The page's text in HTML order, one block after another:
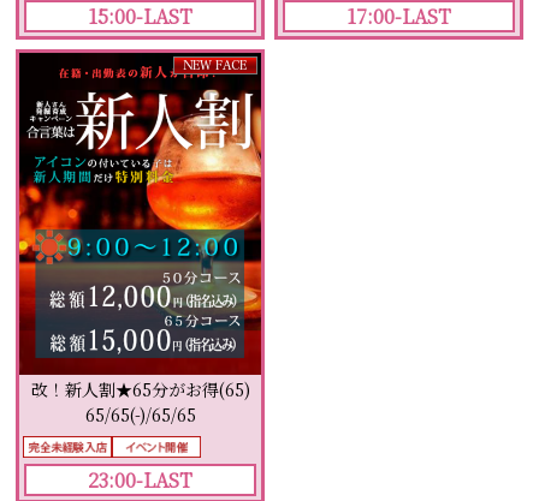
15:00-LAST 17:00-LAST
改！新人割★65分がお得(65)
65/65(-)/65/65
23:00-LAST